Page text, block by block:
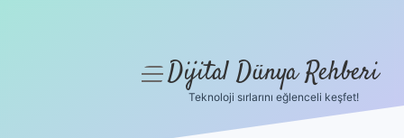
menüyüDijital Dünya Rehberi
Teknoloji sırlarını eğlenceli keşfet!